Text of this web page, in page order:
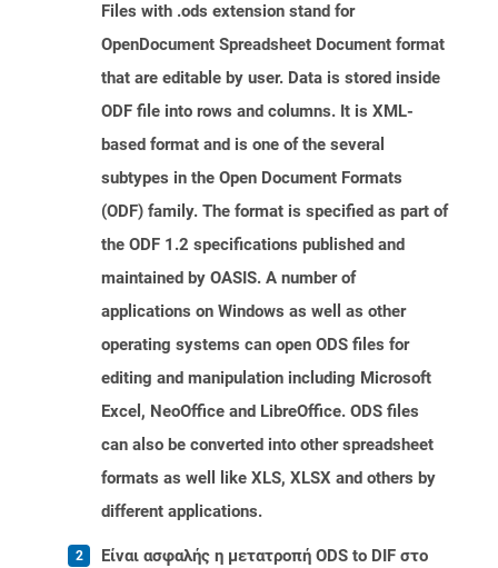
Files with .ods extension stand for
OpenDocument Spreadsheet Document format
that are editable by user. Data is stored inside
ODF file into rows and columns. It is XML-
based format and is one of the several
subtypes in the Open Document Formats
(ODF) family. The format is specified as part of
the ODF 1.2 specifications published and
maintained by OASIS. A number of
applications on Windows as well as other
operating systems can open ODS files for
editing and manipulation including Microsoft
Excel, NeoOffice and LibreOffice. ODS files
can also be converted into other spreadsheet
formats as well like XLS, XLSX and others by
different applications.
Είναι ασφαλής η μετατροπή ODS to DIF στο